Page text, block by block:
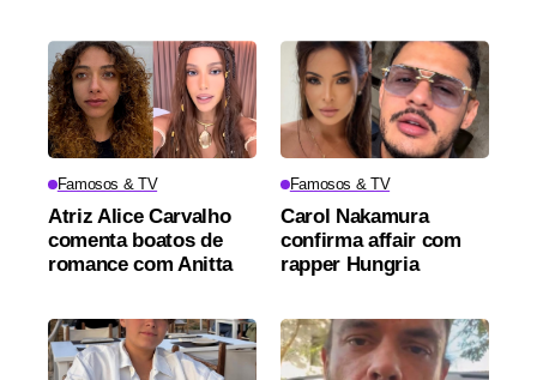
Famosos & TV
Atriz Alice Carvalho
comenta boatos de
romance com Anitta
Famosos & TV
Carol Nakamura
confirma affair com
rapper Hungria